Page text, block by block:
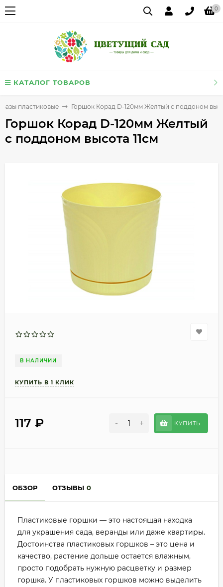
0
КАТАЛОГ ТОВАРОВ
пластиковые Горшок Корад D-120мм Желтый с поддоном
Горшок Корад D-120мм Желтый
с поддоном высота 11см
В НАЛИЧИИ
117 ₽ - + КУПИТЬ
ОБЗОР ОТЗЫВЫ 0
Пластиковые горшки — это настоящая находка
для украшения сада, веранды или даже квартиры.
Достоинства пластиковых горшков – это цена и
качество, растение дольше остается влажным,
просто подобрать нужную расцветку и размер
горшка. У пластиковых горшков можно выделить